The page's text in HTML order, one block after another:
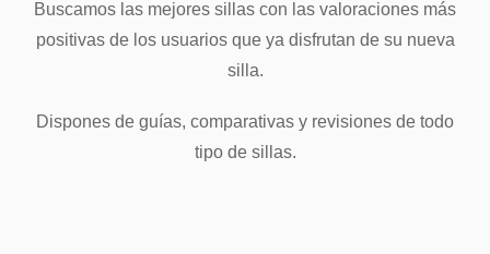
Buscamos las mejores sillas con las valoraciones más
positivas de los usuarios que ya disfrutan de su nueva
silla.
Dispones de guías, comparativas y revisiones de todo
tipo de sillas.